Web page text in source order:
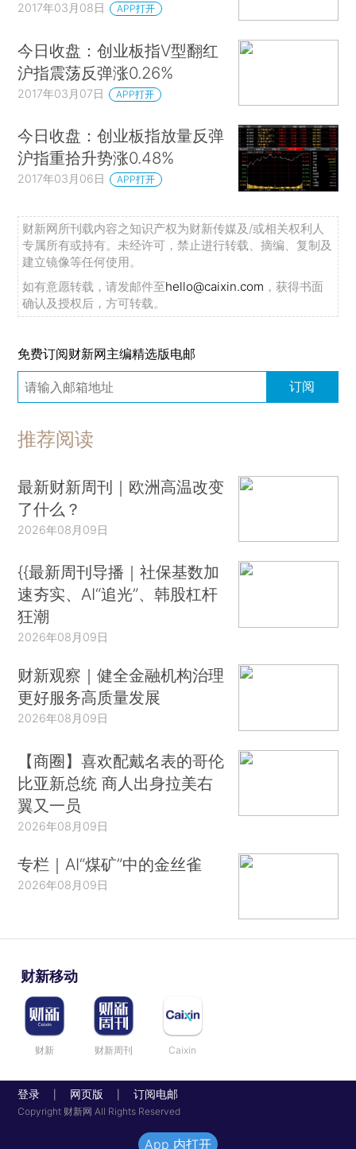
2017年03月08日 APP打开
今日收盘：创业板指V型翻红
沪指震荡反弹涨0.26%
2017年03月07日 APP打开
今日收盘：创业板指放量反弹
沪指重拾升势涨0.48%
2017年03月06日 APP打开
财新网所刊载内容之知识产权为财新传媒及/或相关权利人
专属所有或持有。未经许可，禁止进行转载、摘编、复制及
建立镜像等任何使用。
如有意愿转载，请发邮件至hello@caixin.com ，获得书面
确认及授权后，方可转载。
免费订阅财新网主编精选版电邮
订阅
推荐阅读
最新财新周刊｜欧洲高温改变
了什么？
2026年08月09日
{{最新周刊导播｜社保基数加
速夯实、AI“追光”、韩股杠杆
狂潮
2026年08月09日
财新观察｜健全金融机构治理
更好服务高质量发展
2026年08月09日
【商圈】喜欢配戴名表的哥伦
比亚新总统 商人出身拉美右
翼又一员
2026年08月09日
专栏｜AI“煤矿”中的金丝雀
2026年08月09日
财新移动
财新 财新周刊 Caixin
登录 网页版 订阅电邮
Copyright 财新网 All Rights Reserved
App 内打开